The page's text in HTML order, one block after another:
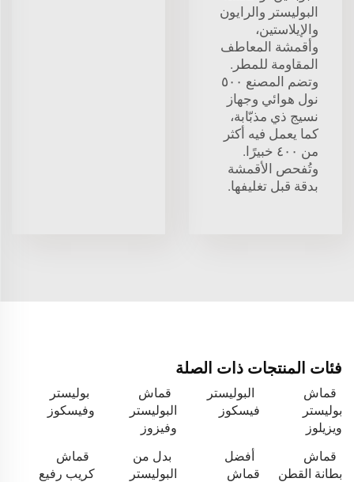
البوليستر والرايون
والإيلاستين،
وأقمشة المعاطف
المقاومة للمطر.
وتضم المصنع ٥٠٠
نول هوائي وجهاز
نسيج ذي مذبّابة،
كما يعمل فيه أكثر
من ٤٠٠ خبيرًا.
وتُفحص الأقمشة
بدقة قبل تغليفها.
فئات المنتجات ذات الصلة
قماش
بوليستر
ويزيلوز
البوليستر
فيسكوز
قماش
البوليستر
وفيزوز
بوليستر
وفيسكوز
قماش
بطانة القطن
أفضل
قماش
بدل من
البوليستر
قماش
كريب رفيع